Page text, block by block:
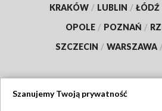
KRAKÓW / LUBLIN / ŁÓDŹ
OPOLE / POZNAŃ /
SZCZECIN / WARSZAWA
Szanujemy Twoją prywatność